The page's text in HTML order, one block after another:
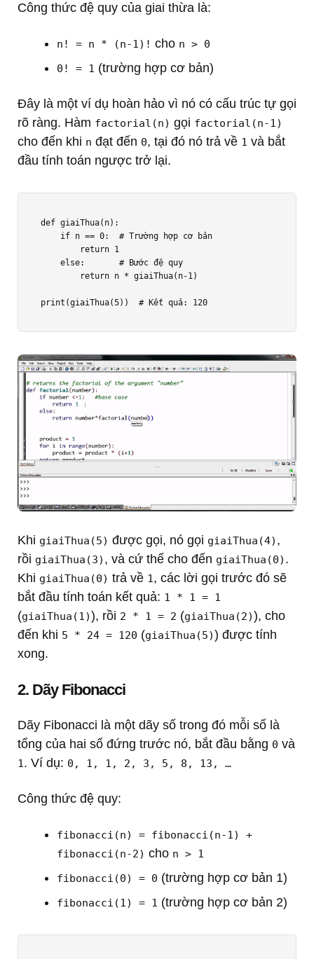
Công thức đệ quy của giai thừa là:
n! = n * (n-1)! cho n > 0
0! = 1 (trường hợp cơ bản)
Đây là một ví dụ hoàn hảo vì nó có cấu trúc tự gọi
rõ ràng. Hàm factorial(n) gọi factorial(n-1)
cho đến khi n đạt đến 0, tại đó nó trả về 1 và bắt
đầu tính toán ngược trở lại.
def giaiThua(n):
print(giaiThua(5))  # Kết quả: 120
Khi giaiThua(5) được gọi, nó gọi giaiThua(4) ,
rồi giaiThua(3) , và cứ thế cho đến giaiThua(0) .
Khi giaiThua(0) trả về 1 , các lời gọi trước đó sẽ
bắt đầu tính toán kết quả: 1 * 1 = 1
(giaiThua(1)), rồi 2 * 1 = 2 (giaiThua(2)), cho
đến khi 5 * 24 = 120 (giaiThua(5)) được tính
xong.
2. Dãy Fibonacci
Dãy Fibonacci là một dãy số trong đó mỗi số là
tổng của hai số đứng trước nó, bắt đầu bằng 0 và
1 . Ví dụ: 0, 1, 1, 2, 3, 5, 8, 13, …
Công thức đệ quy:
fibonacci(n) = fibonacci(n-1) +
fibonacci(n-2) cho n > 1
fibonacci(0) = 0 (trường hợp cơ bản 1)
fibonacci(1) = 1 (trường hợp cơ bản 2)